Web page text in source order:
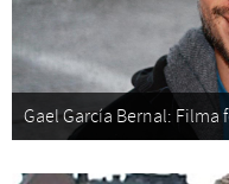
Gael García Bernal: Filma